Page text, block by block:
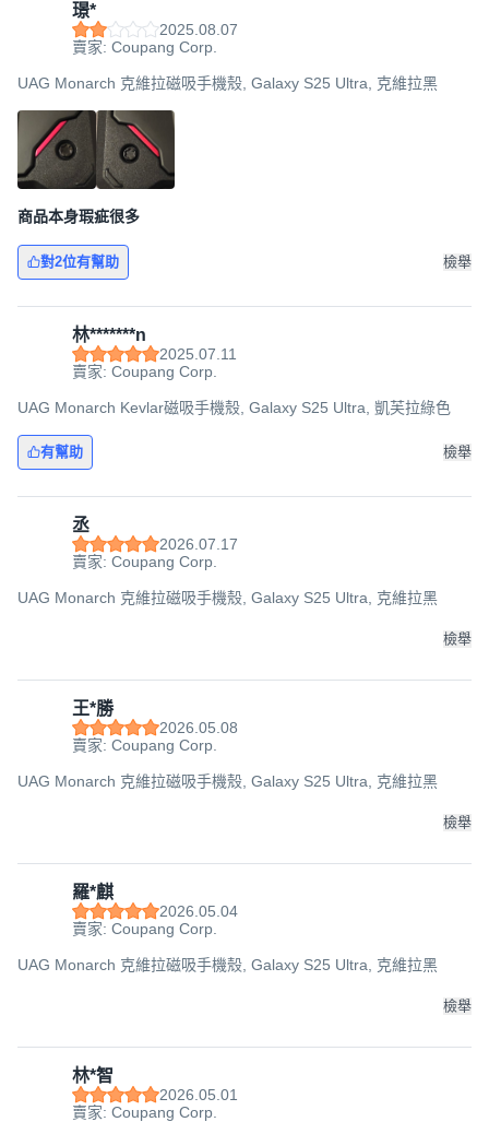
璟*
2025.08.07
賣家: Coupang Corp.
UAG Monarch 克維拉磁吸手機殼, Galaxy S25 Ultra, 克維拉黑
商品本身瑕疵很多
對2位有幫助 檢舉
林*******n
2025.07.11
賣家: Coupang Corp.
UAG Monarch Kevlar磁吸手機殼, Galaxy S25 Ultra, 凱芙拉綠色
有幫助 檢舉
丞
2026.07.17
賣家: Coupang Corp.
UAG Monarch 克維拉磁吸手機殼, Galaxy S25 Ultra, 克維拉黑
檢舉
王*勝
2026.05.08
賣家: Coupang Corp.
UAG Monarch 克維拉磁吸手機殼, Galaxy S25 Ultra, 克維拉黑
檢舉
羅*麒
2026.05.04
賣家: Coupang Corp.
UAG Monarch 克維拉磁吸手機殼, Galaxy S25 Ultra, 克維拉黑
檢舉
林*智
2026.05.01
賣家: Coupang Corp.